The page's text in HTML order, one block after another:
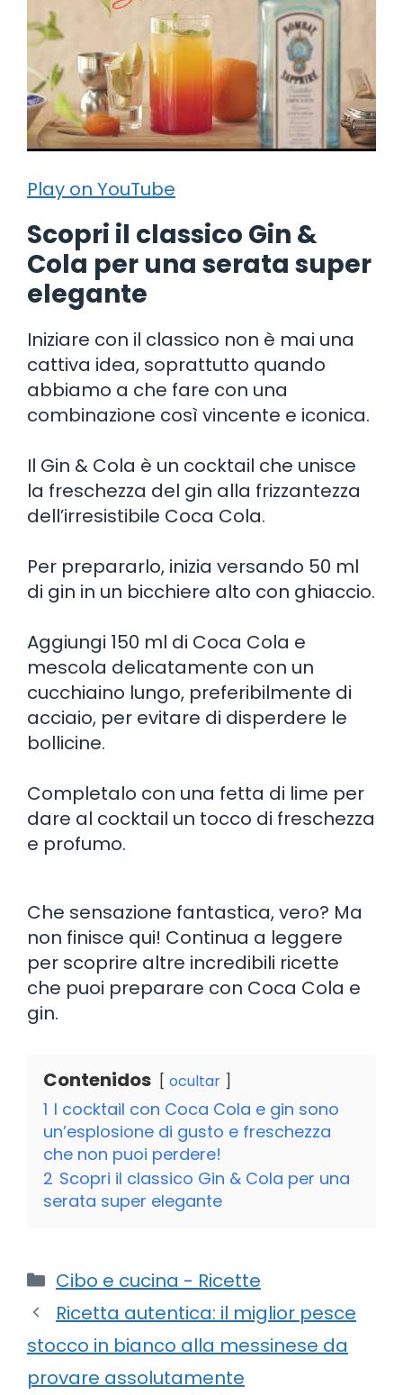
Play on YouTube
Scopri il classico Gin &
Cola per una serata super
elegante
Iniziare con il classico non è mai una
cattiva idea, soprattutto quando
abbiamo a che fare con una
combinazione così vincente e iconica.
Il Gin & Cola è un cocktail che unisce
la freschezza del gin alla frizzantezza
dell’irresistibile Coca Cola.
Per prepararlo, inizia versando 50 ml
di gin in un bicchiere alto con ghiaccio.
Aggiungi 150 ml di Coca Cola e
mescola delicatamente con un
cucchiaino lungo, preferibilmente di
acciaio, per evitare di disperdere le
bollicine.
Completalo con una fetta di lime per
dare al cocktail un tocco di freschezza
e profumo.
Che sensazione fantastica, vero? Ma
non finisce qui! Continua a leggere
per scoprire altre incredibili ricette
che puoi preparare con Coca Cola e
gin.
Contenidos ocultar
1 I cocktail con Coca Cola e gin sono
un’esplosione di gusto e freschezza
che non puoi perdere!
2 Scopri il classico Gin & Cola per una
serata super elegante
Categorie
Cibo e cucina - Ricette
Ricetta autentica: il miglior pesce
stocco in bianco alla messinese da
provare assolutamente